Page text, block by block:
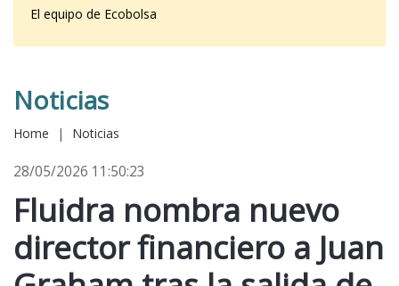
El equipo de Ecobolsa
Noticias
Home | Noticias
28/05/2026 11:50:23
Fluidra nombra nuevo
director financiero a Juan